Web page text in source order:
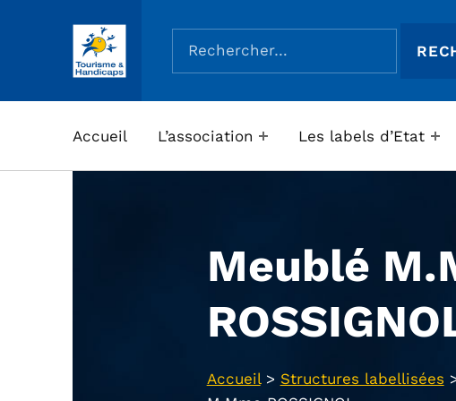
ASSOCIATION TOURISME ET HANDICAPS
Rechercher :
Accueil L’association Les labels d’Etat
Meublé
Accueil> Structures labellisées